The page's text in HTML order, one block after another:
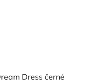
Dress černé